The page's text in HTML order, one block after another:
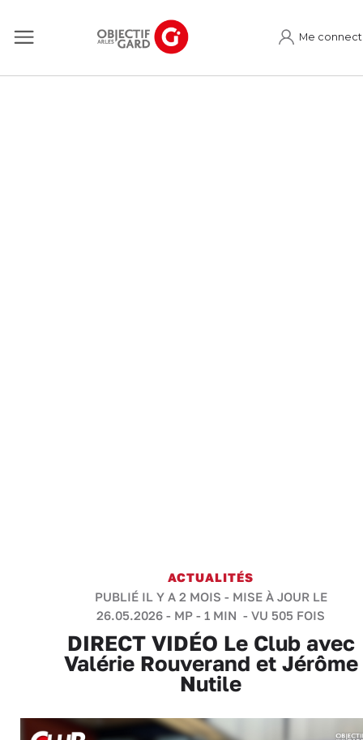
Me
ACTUALITÉS
PUBLIÉ IL Y A 2 MOIS - MISE À JOUR LE
26.05.2026 - MP - 1 MIN - VU 505 FOIS
DIRECT VIDÉO Le Club avec
Valérie Rouverand et Jérôme
Nutile